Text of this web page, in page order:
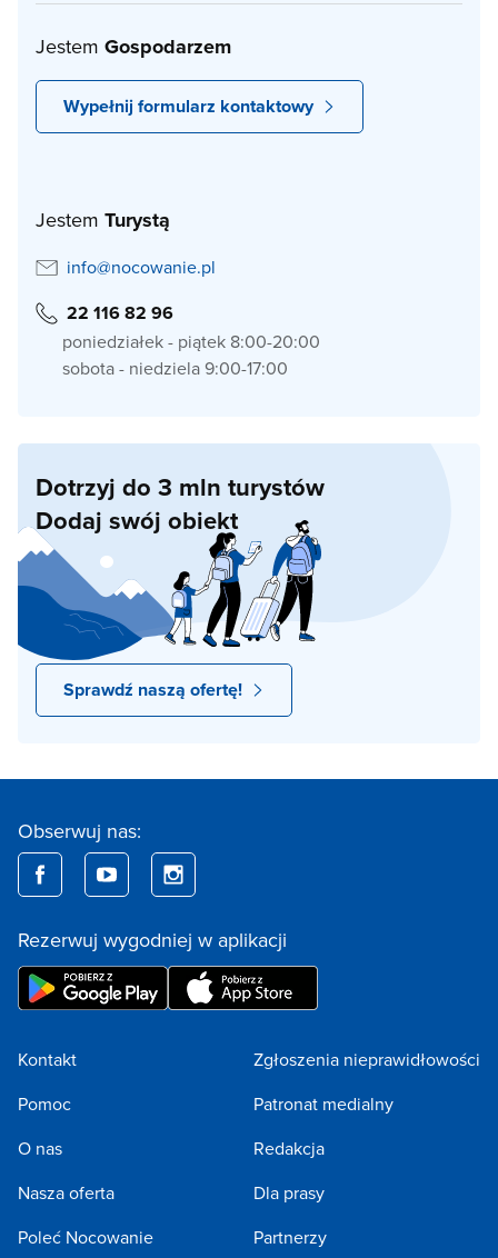
Jestem Gospodarzem
Wypełnij formularz kontaktowy
Jestem Turystą
info@nocowanie.pl
22 116 82 96
poniedziałek - piątek 8:00-20:00
sobota - niedziela 9:00-17:00
Dotrzyj do 3 mln turystów
Dodaj swój obiekt
Sprawdź naszą ofertę!
Obserwuj nas:
Rezerwuj wygodniej w aplikacji
Kontakt
Pomoc
O nas
Nasza oferta
Poleć Nocowanie
Zgłoszenia nieprawidłowości
Patronat medialny
Redakcja
Dla prasy
Partnerzy